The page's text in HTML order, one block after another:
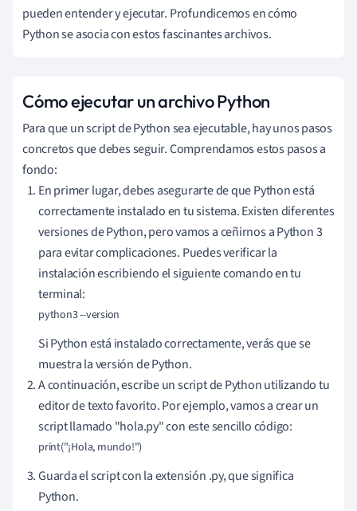
pueden entender y ejecutar. Profundicemos en cómo
Python se asocia con estos fascinantes archivos.
Cómo ejecutar un archivo Python
Para que un script de Python sea ejecutable, hay unos pasos
concretos que debes seguir. Comprendamos estos pasos a
fondo:
En primer lugar, debes asegurarte de que Python está
correctamente instalado en tu sistema. Existen diferentes
versiones de Python, pero vamos a ceñirnos a Python 3
para evitar complicaciones. Puedes verificar la
instalación escribiendo el siguiente comando en tu
terminal:
python3 --version
Si Python está instalado correctamente, verás que se
muestra la versión de Python.
A continuación, escribe un script de Python utilizando tu
editor de texto favorito. Por ejemplo, vamos a crear un
script llamado "hola.py" con este sencillo código:
print("¡Hola, mundo!")
Guarda el script con la extensión .py, que significa
Python.